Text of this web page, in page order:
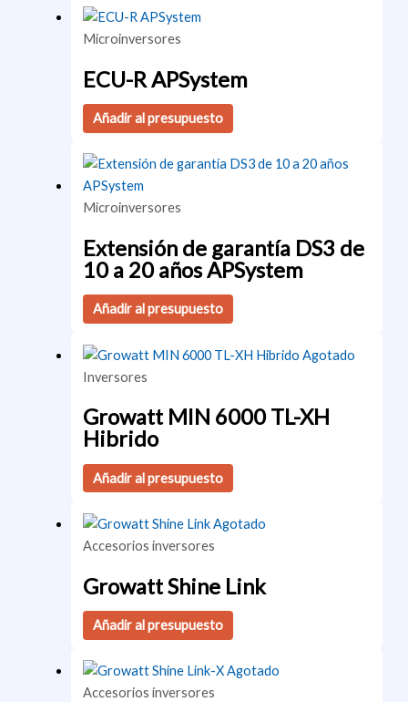
Microinversores
ECU-R APSystem
Añadir al presupuesto
Microinversores
Extensión de garantía DS3 de
10 a 20 años APSystem
Añadir al presupuesto
Agotado
Inversores
Growatt MIN 6000 TL-XH
Hibrido
Añadir al presupuesto
Agotado
Accesorios inversores
Growatt Shine Link
Añadir al presupuesto
Agotado
Accesorios inversores